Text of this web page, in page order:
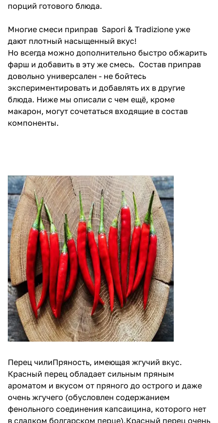
порций готового блюда.
Многие смеси приправ Sapori & Tradizione уже
дают плотный насыщенный вкус!
Но всегда можно дополнительно быстро обжарить
фарш и добавить в эту же смесь. Состав приправ
довольно универсален - не бойтесь
экспериментировать и добавлять их в другие
блюда. Ниже мы описали с чем ещё, кроме
макарон, могут сочетаться входящие в состав
компоненты.
Перец чилиПряность, имеющая жгучий вкус.
Красный перец обладает сильным пряным
ароматом и вкусом от пряного до острого и даже
очень жгучего (обусловлен содержанием
фенольного соединения капсаицина, которого нет
в сладком болгарском перце).Красный перец очень